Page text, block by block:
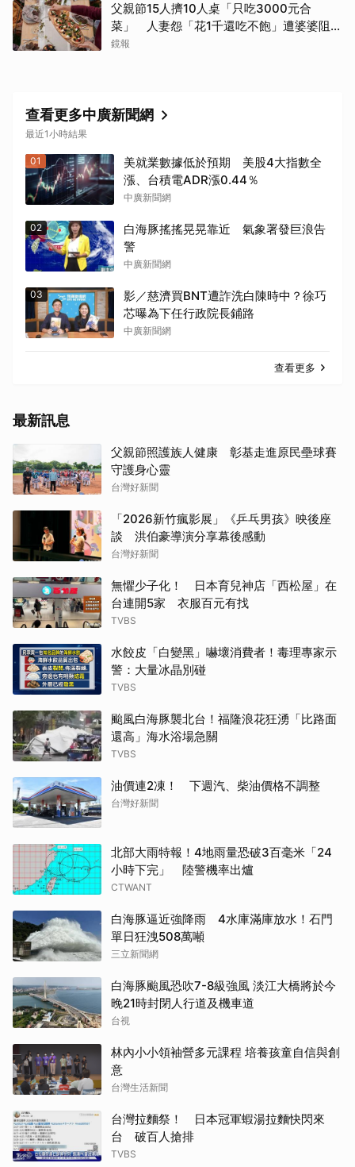
父親節15人擠10人桌「只吃3000元合
菜」 人妻怨「花1千還吃不飽」遭婆婆阻加
菜
鏡報
查看更多中廣新聞網
最近1小時結果
01
美就業數據低於預期 美股4大指數全
漲、台積電ADR漲0.44％
中廣新聞網
02
白海豚搖搖晃晃靠近 氣象署發巨浪告
警
中廣新聞網
03
影／慈濟買BNT遭詐洗白陳時中？徐巧
芯曝為下任行政院長鋪路
中廣新聞網
查看更多
最新訊息
父親節照護族人健康 彰基走進原民壘球賽
守護身心靈
台灣好新聞
「2026新竹瘋影展」《乒乓男孩》映後座
談 洪伯豪導演分享幕後感動
台灣好新聞
無懼少子化！ 日本育兒神店「西松屋」在
台連開5家 衣服百元有找
TVBS
水餃皮「白變黑」嚇壞消費者！毒理專家示
警：大量冰晶別碰
TVBS
颱風白海豚襲北台！福隆浪花狂湧「比路面
還高」海水浴場急關
TVBS
油價連2凍！ 下週汽、柴油價格不調整
台灣好新聞
北部大雨特報！4地雨量恐破3百毫米「24
小時下完」 陸警機率出爐
CTWANT
白海豚逼近強降雨 4水庫滿庫放水！石門
單日狂洩508萬噸
三立新聞網
白海豚颱風恐吹7-8級強風 淡江大橋將於今
晚21時封閉人行道及機車道
台視
林內小小領袖營多元課程 培養孩童自信與創
意
台灣生活新聞
台灣拉麵祭！ 日本冠軍蝦湯拉麵快閃來
台 破百人搶排
TVBS